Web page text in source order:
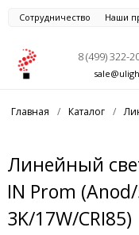
Сотрудничество Наши
8 (499) 322-
Главная / Каталог /
Линейный
IN Prom
3K/17W/CRI85)